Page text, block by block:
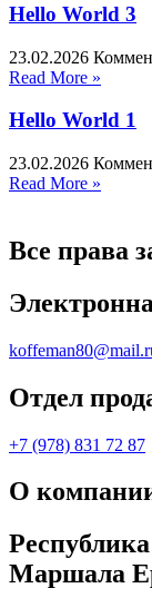
Hello World 3
23.02.2026
Read More »
Hello World 1
23.02.2026
Read More »
Все права
Отдел
+7 (978) 831 72 87
О
Маршала